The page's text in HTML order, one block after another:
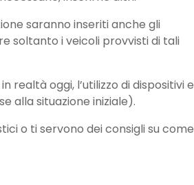
saranno inseriti anche gli
soltanto i veicoli provvisti di tali
oggi, l’utilizzo di dispositivi e
alla situazione iniziale).
o ti servono dei consigli su come